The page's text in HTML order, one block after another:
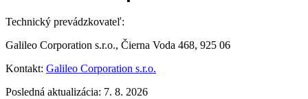
Technický prevádzkovateľ:
Galileo Corporation s.r.o., Čierna Voda 468, 925 06
Kontakt: Galileo Corporation s.r.o.
Posledná aktualizácia: 7. 8. 2026